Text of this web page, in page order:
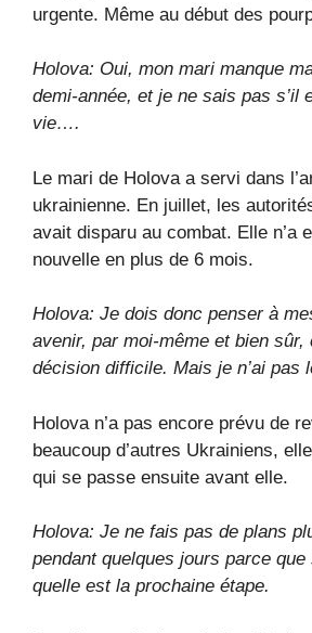
urgente. Même au début des
Holova: Oui, mon mari manque
demi-année, et je ne sais pas s’il
vie….
Le mari de Holova a servi dans
ukrainienne. En juillet, les
avait disparu au combat. Elle n’a
nouvelle en plus de 6 mois.
Holova: Je dois donc penser à
avenir, par moi-même et bien sûr,
décision difficile. Mais je n’ai pas
Holova n’a pas encore prévu de
beaucoup d’autres Ukrainiens,
qui se passe ensuite avant elle.
Holova: Je ne fais pas de plans
pendant quelques jours parce
quelle est la prochaine étape.